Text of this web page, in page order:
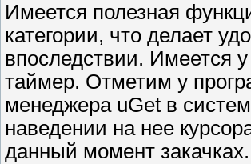
Имеется полезная
категории, что делает
впоследствии. Имеется
таймер. Отметим у
менеджера uGet в
наведении на нее
данный момент закачках.